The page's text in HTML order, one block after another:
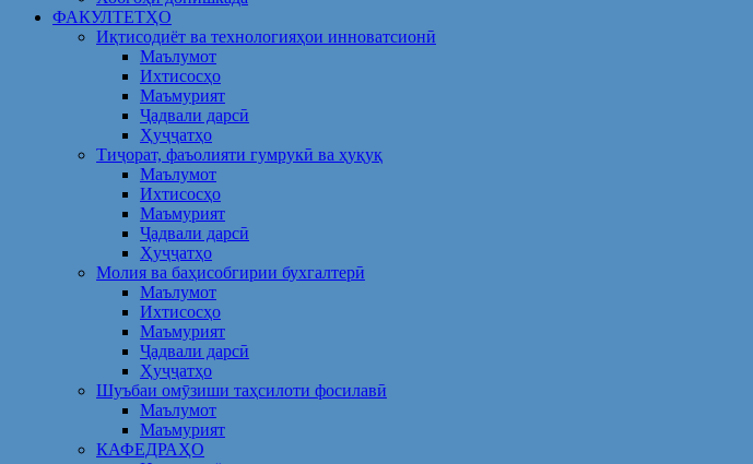
ФАКУЛТЕТҲО
Иқтисодиёт ва технологияҳои инноватсионӣ
Маълумот
Ихтисосҳо
Маъмурият
Ҷадвали дарсӣ
Ҳуҷҷатҳо
Тиҷорат, фаъолияти гумрукӣ ва ҳуқуқ
Маълумот
Ихтисосҳо
Маъмурият
Ҷадвали дарсӣ
Ҳуҷҷатҳо
Молия ва баҳисобгирии бухгалтерӣ
Маълумот
Ихтисосҳо
Маъмурият
Ҷадвали дарсӣ
Ҳуҷҷатҳо
Шуъбаи омӯзиши таҳсилоти фосилавӣ
Маълумот
Маъмурият
КАФЕДРАҲО